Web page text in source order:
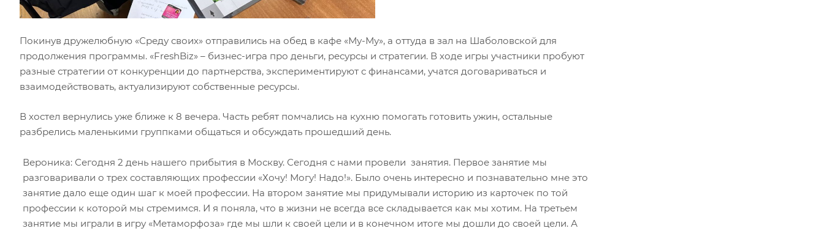
Покинув дружелюбную «Среду своих» отправились на обед в кафе «Му-Му», а оттуда в зал на Шаболовской для
продолжения программы. «FreshBiz» – бизнес-игра про деньги, ресурсы и стратегии. В ходе игры участники пробуют
разные стратегии от конкуренции до партнерства, экспериментируют с финансами, учатся договариваться и
взаимодействовать, актуализируют собственные ресурсы.
В хостел вернулись уже ближе к 8 вечера. Часть ребят помчались на кухню помогать готовить ужин, остальные
разбрелись маленькими группками общаться и обсуждать прошедший день.
Вероника: Сегодня 2 день нашего прибытия в Москву. Сегодня с нами провели занятия. Первое занятие мы
разговаривали о трех составляющих профессии «Хочу! Могу! Надо!». Было очень интересно и познавательно мне это
занятие дало еще один шаг к моей профессии. На втором занятие мы придумывали историю из карточек по той
профессии к которой мы стремимся. И я поняла, что в жизни не всегда все складывается как мы хотим. На третьем
занятие мы играли в игру «Метаморфоза» где мы шли к своей цели и в конечном итоге мы дошли до своей цели. А